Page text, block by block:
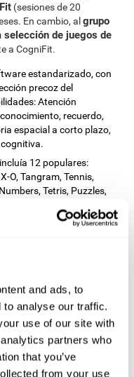
and ads, to
to analyse our traffic.
use of our site with
partners who
that you’ve
from your use
(sesiones de 20
En cambio, algrupo
selección de juegos de
a CogniFit.
estandarizado, con
precoz del
Atención
recuerdo,
espacial a corto plazo,
12 populares:
O, Tangram, Tennis,
Tetris, Puzzles,
cognitivo que se
la dificultad de las
del usuario,
evaluaciones PRE y